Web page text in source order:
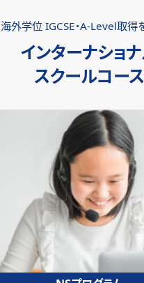
海外学位 IGCSE・A-Level取得
インターナショ
スクールコース